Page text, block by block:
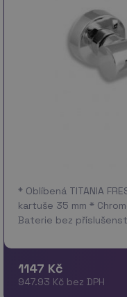
* Oblíbená TITANIA
kartuše 35 mm *
Baterie bez
1147 Kč
947.93 Kč bez DPH